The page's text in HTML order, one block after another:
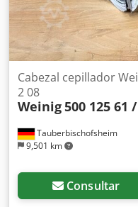
Tauberbischofsheim
9,501 km
Cabezal cepillador
2 08
Weinig500 125 61
Consultar